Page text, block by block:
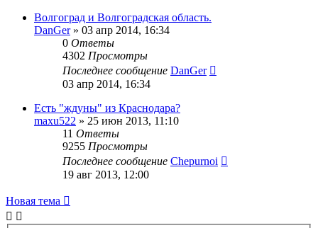
Волгоград и Волгоградская область.
DanGer» 03 апр 2014, 16:34
0 Ответы
4302 Просмотры
Последнее сообщение DanGer
03 апр 2014, 16:34
Есть "ждуны" из Краснодара?
maxu522 » 25 июн 2013, 11:10
11 Ответы
9255 Просмотры
Последнее сообщение Chepurnoi
19 авг 2013, 12:00
Новая тема